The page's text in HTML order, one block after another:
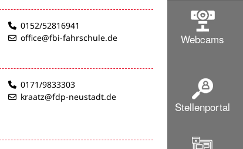
0152/52816941
office@fbi-fahrschule.de
0171/9833303
kraatz@fdp-neustadt.de
Webcams
Stellenportal